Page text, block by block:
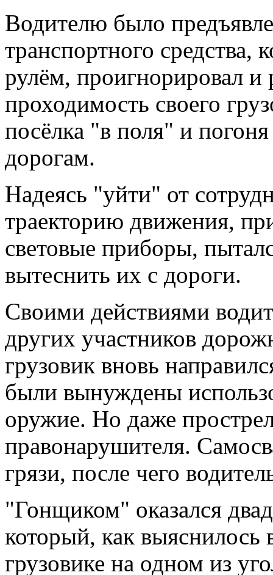
Водителю было
транспортного средства,
рулём, проигнорировал и
проходимость своего
посёлка "в поля" и
дорогам.
Надеясь "уйти" от
траекторию движения,
световые приборы,
вытеснить их с дороги.
Своими действиями
других участников
грузовик вновь
были вынуждены
оружие. Но даже
правонарушителя.
грязи, после чего
"Гонщиком" оказался
который, как выяснилось
грузовике на одном из